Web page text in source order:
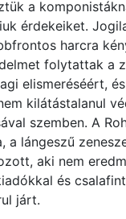
a
érdekeiket.
harcra
folytattak a
elismeréséért,
kilátástalanul
szemben. A
a lángeszű
aki nem
és
járt.